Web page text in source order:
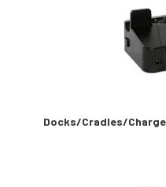
Docks/Cradles/